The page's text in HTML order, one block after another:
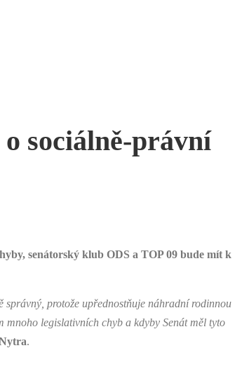
sociálně-právní
senátorský klub ODS a TOP 09 bude mít k
správný, protože upřednostňuje náhradní rodinnou
mnoho legislativních chyb a kdyby Senát měl tyto
.